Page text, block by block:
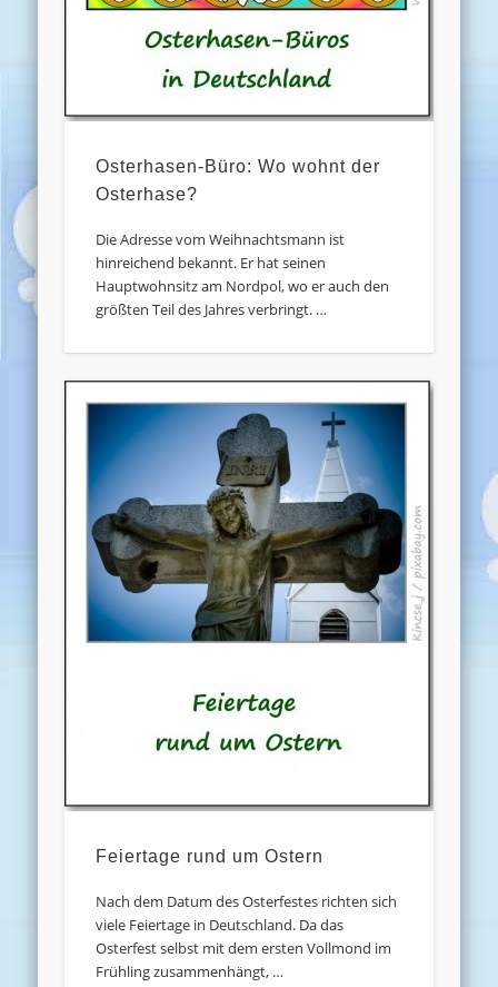
Osterhasen-Büro: Wo wohnt der
Osterhase?
Die Adresse vom Weihnachtsmann ist
hinreichend bekannt. Er hat seinen
Hauptwohnsitz am Nordpol, wo er auch den
größten Teil des Jahres verbringt. …
Feiertage rund um Ostern
Nach dem Datum des Osterfestes richten sich
viele Feiertage in Deutschland. Da das
Osterfest selbst mit dem ersten Vollmond im
Frühling zusammenhängt, …